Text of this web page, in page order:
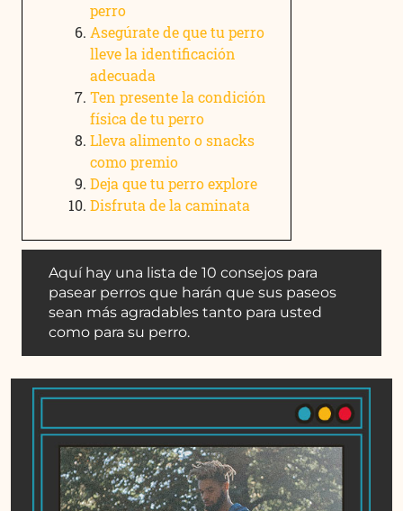
perro
Asegúrate de que tu perro
lleve la identificación
adecuada
Ten presente la condición
física de tu perro
Lleva alimento o snacks
como premio
Deja que tu perro explore
Disfruta de la caminata
Aquí hay una lista de 10 consejos para
pasear perros que harán que sus paseos
sean más agradables tanto para usted
como para su perro.